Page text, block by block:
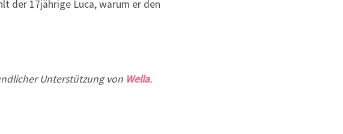
Unterstützung von Wella.